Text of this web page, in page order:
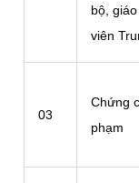
bộ,
viên
03
Chứng
phạm